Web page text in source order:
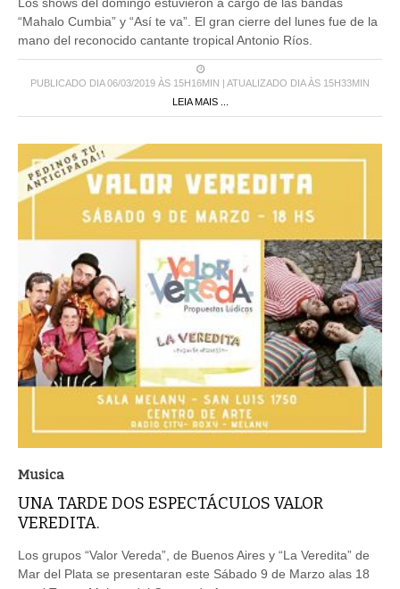
“Mahalo Cumbia” y “Así te va”. El gran cierre del lunes fue de la
mano del reconocido cantante tropical Antonio Ríos.
PUBLICADO DIA 06/03/2019 ÀS 15H16MIN | ATUALIZADO DIA ÀS 15H33MIN
LEIA MAIS ...
Musica
UNA TARDE DOS ESPECTÁCULOS VALOR
VEREDITA.
Los grupos “Valor Vereda”, de Buenos Aires y “La Veredita” de
Mar del Plata se presentaran este Sábado 9 de Marzo alas 18